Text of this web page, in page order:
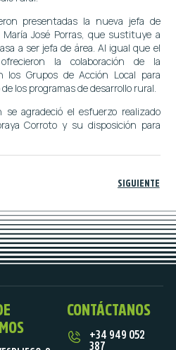
presentadas la nueva jefa de
María José Porras, que sustituye a
a ser jefa de área. Al igual que el
la colaboración de la
los Grupos de Acción Local para
los programas de desarrollo rural.
se agradeció el esfuerzo realizado
Corroto y su disposición para
SIGUIENTE
CONTÁCTANOS
+34 949 052
387